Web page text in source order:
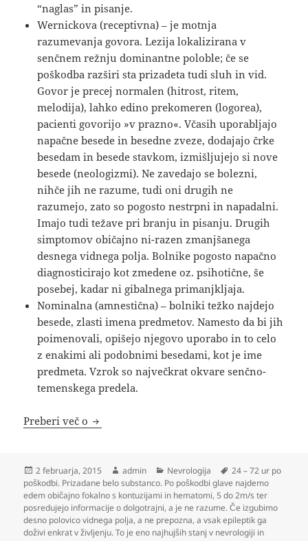
“naglas” in pisanje.
Wernickova (receptivna) – je motnja
razumevanja govora. Lezija lokalizirana v
senčnem režnju dominantne poloble; če se
poškodba razširi sta prizadeta tudi sluh in vid.
Govor je precej normalen (hitrost, ritem,
melodija), lahko edino prekomeren (logorea),
pacienti govorijo »v prazno«. Včasih uporabljajo
napačne besede in besedne zveze, dodajajo črke
besedam in besede stavkom, izmišljujejo si nove
besede (neologizmi). Ne zavedajo se bolezni,
nihče jih ne razume, tudi oni drugih ne
razumejo, zato so pogosto nestrpni in napadalni.
Imajo tudi težave pri branju in pisanju. Drugih
simptomov običajno ni-razen zmanjšanega
desnega vidnega polja. Bolnike pogosto napačno
diagnosticirajo kot zmedene oz. psihotične, še
posebej, kadar ni gibalnega primanjkljaja.
Nominalna (amnestična) – bolniki težko najdejo
besede, zlasti imena predmetov. Namesto da bi jih
poimenovali, opišejo njegovo uporabo in to celo
z enakimi ali podobnimi besedami, kot je ime
predmeta. Vzrok so največkrat okvare senčno-
temenskega predela.
Preberi več o Nevrologija
Objavljeno
dne
2 februarja, 2015 Avtor
admin Kategorije
Nevrologija Oznake
24 – 72 ur po
poškodbi. Prizadane belo substanco. Po poškodbi glave najdemo
edem običajno fokalno s kontuzijami in hematomi,5 do 2m/s ter
posredujejo informacije o dolgotrajni,a je ne razume. Če izgubimo
desno polovico vidnega polja,a ne prepozna,a vsak epileptik ga
doživi enkrat v življenju. To je eno najhujših stanj v nevrologiji in